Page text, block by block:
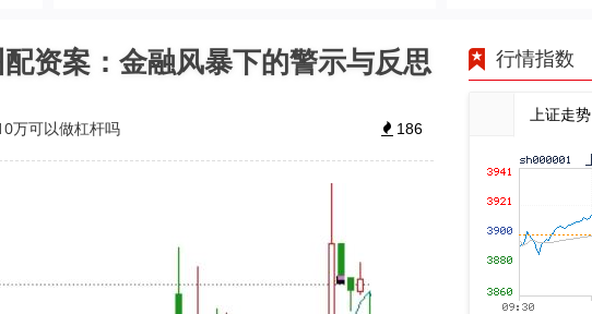
资案：金融风暴下的警示与反思
万可以做杠杆吗 186
行情指数
上证走势